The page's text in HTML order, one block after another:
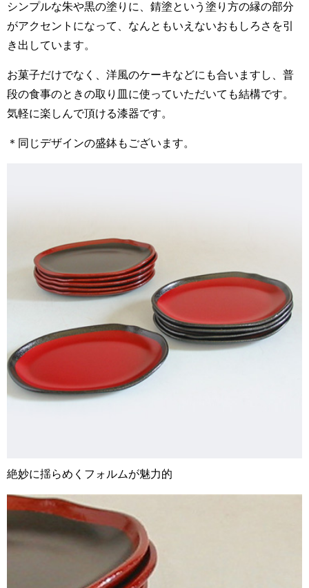
シンプルな朱や黒の塗りに、錆塗という塗り方の縁の部分
がアクセントになって、なんともいえないおもしろさを引
き出しています。
お菓子だけでなく、洋風のケーキなどにも合いますし、普
段の食事のときの取り皿に使っていただいても結構です。
気軽に楽しんで頂ける漆器です。
＊同じデザインの盛鉢もございます。
絶妙に揺らめくフォルムが魅力的